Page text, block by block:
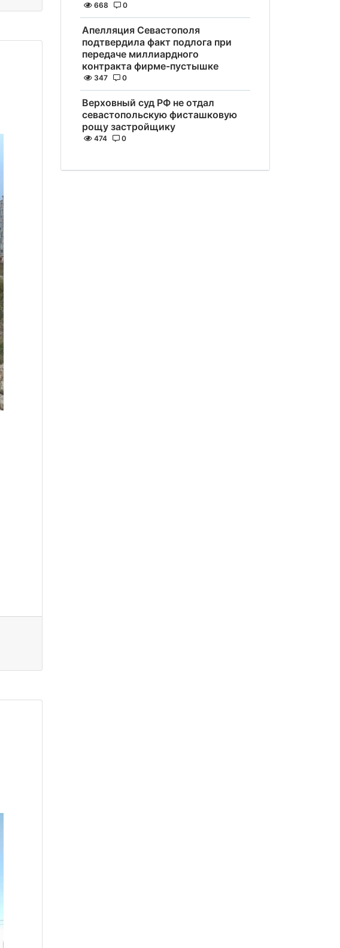
668 0
Апелляция Севастополя
подтвердила факт подлога при
передаче миллиардного
контракта фирме-пустышке
347 0
Верховный суд РФ не отдал
севастопольскую фисташковую
рощу застройщику
474 0